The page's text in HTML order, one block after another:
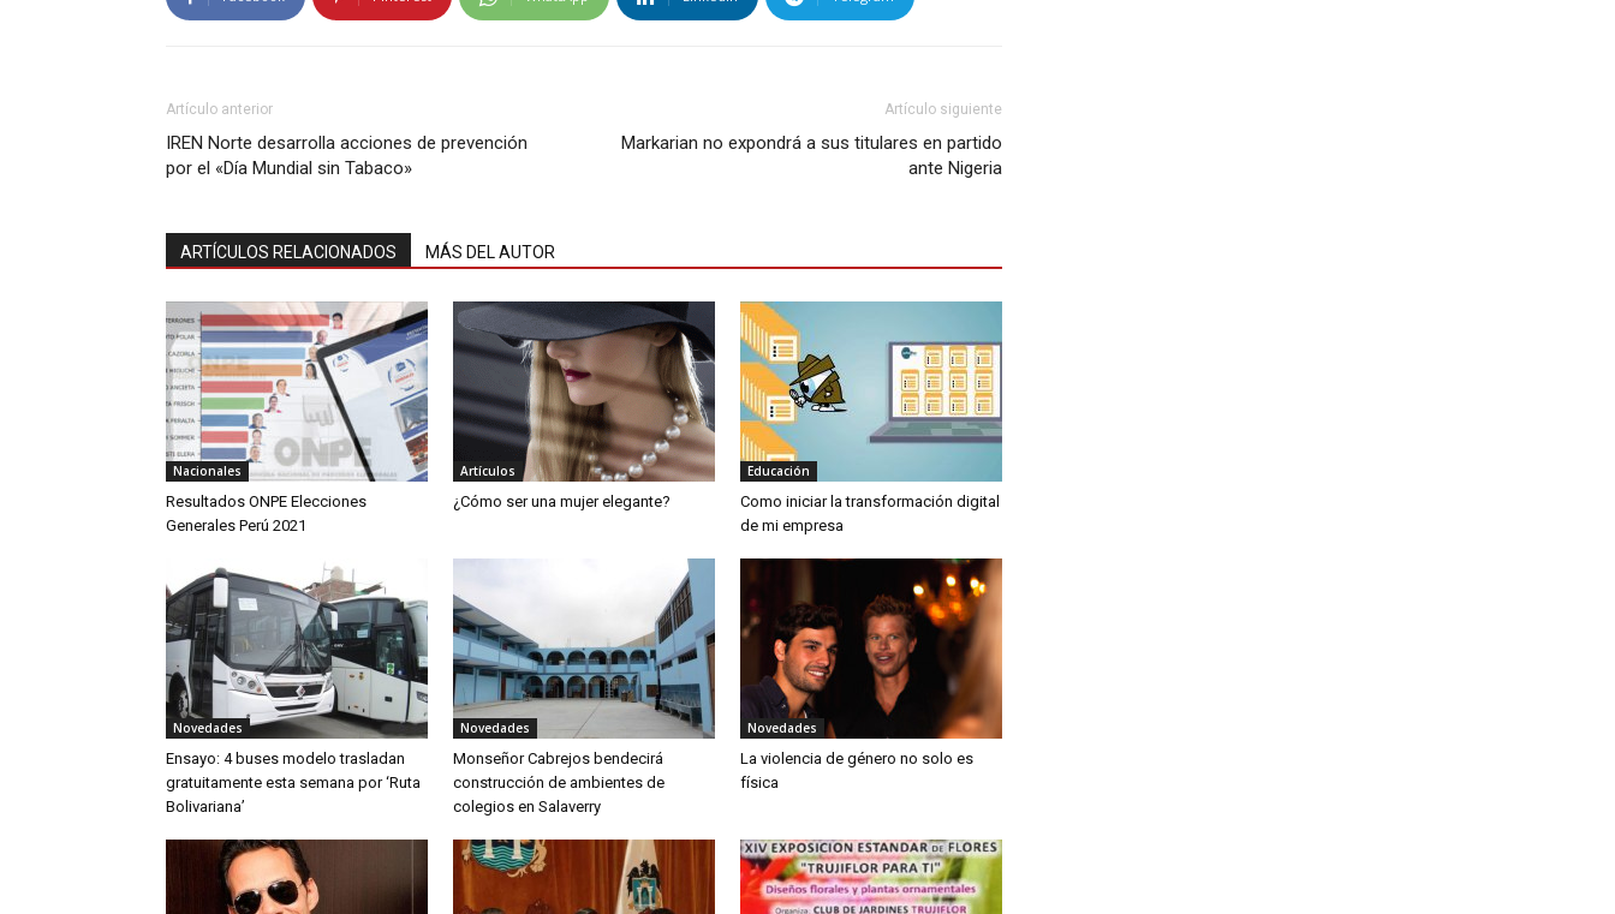
Artículo anterior
IREN Norte desarrolla acciones de prevención
por el «Día Mundial sin Tabaco»
Artículo siguiente
Markarian no expondrá a sus titulares en partido
ante Nigeria
ARTÍCULOS RELACIONADOS MÁS DEL AUTOR
Nacionales
Resultados ONPE Elecciones
Generales Perú 2021
Artículos
¿Cómo ser una mujer elegante?
Educación
Como iniciar la transformación digital
de mi empresa
Novedades
Ensayo: 4 buses modelo trasladan
gratuitamente esta semana por ‘Ruta
Bolivariana’
Novedades
Monseñor Cabrejos bendecirá
construcción de ambientes de
colegios en Salaverry
Novedades
La violencia de género no solo es
física